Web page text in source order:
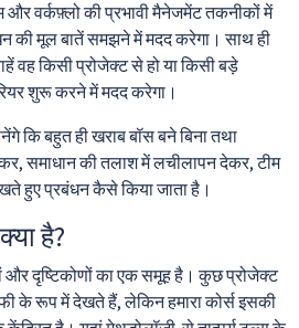
वर्कफ़्लो की प्रभावी मैनेजमेंट तकनीकों में
की मूल बातें समझने में मदद करेगा। साथ ही
वह किसी प्रोजेक्ट से हो या किसी बड़े
शुरू करने में मदद करेगा।
कि बहुत ही खराब बॉस बने बिना तथा
समाधान की तलाश में लचीलापन देकर, टीम
हुए प्रबंधन कैसे किया जाता है।
है?
दृष्टिकोणों का एक समूह है। कुछ प्रोजेक्ट
के रूप में देखते हैं, लेकिन हमारा कोर्स इसकी